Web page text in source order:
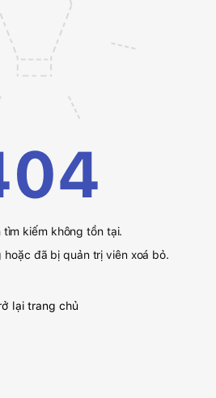
tìm kiếm không tồn tại.
hoặc đã bị quản trị viên xoá bỏ.
lại trang chủ